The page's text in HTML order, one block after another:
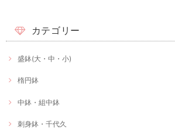
カテゴリー
盛鉢(大・中・小)
楕円鉢
中鉢・組中鉢
刺身鉢・千代久